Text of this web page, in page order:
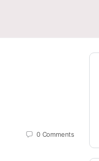
0 Comments